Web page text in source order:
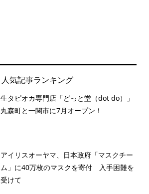
人気記事ランキング
生タピオカ専門店「どっと堂（dot do）」
丸森町と一関市に7月オープン！
アイリスオーヤマ、日本政府「マスクチー
ム」に40万枚のマスクを寄付 入手困難を
受けて